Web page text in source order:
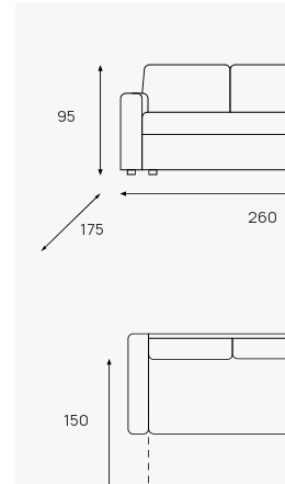
95
260
175
150